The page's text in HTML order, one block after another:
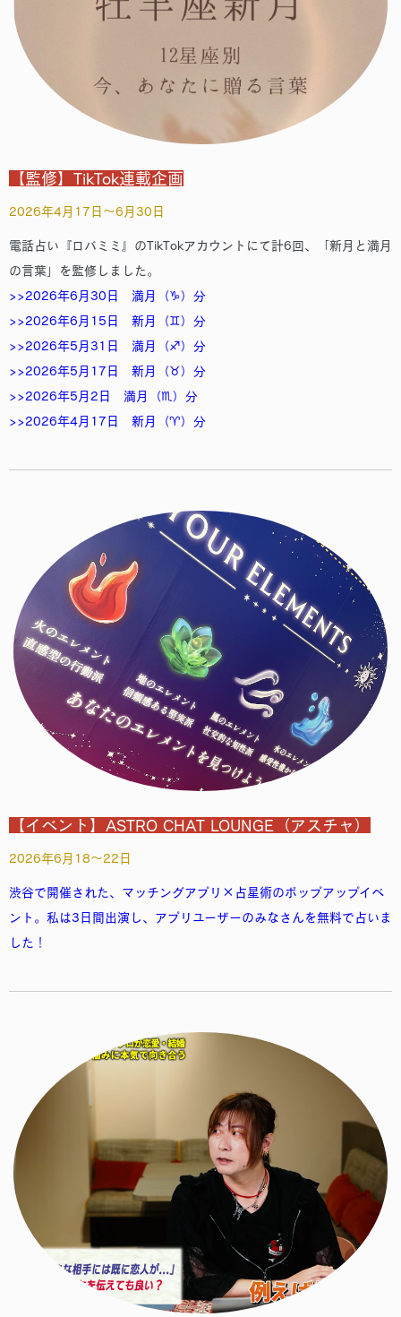
【監修】TikTok連載企画
2026年4月17日～6月30日
電話占い『ロバミミ』のTikTokアカウントにて計6回、「新月と満月
の言葉」を監修しました。
>>2026年6月30日 満月（♑）分
>>2026年6月15日 新月（♊）分
>>2026年5月31日 満月（♐）分
>>2026年5月17日 新月（♉）分
>>2026年5月2日 満月（♏）分
>>2026年4月17日 新月（♈）分
【イベント】ASTRO CHAT LOUNGE（アスチャ）
2026年6月18～22日
渋谷で開催された、マッチングアプリ×占星術のポップアップイベ
ント。私は3日間出演し、アプリユーザーのみなさんを無料で占いま
した！